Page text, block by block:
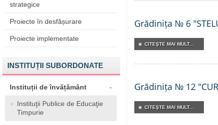
strategice
Proiecte în desfășurare
Proiecte implementate
INSTITUȚII SUBORDONATE
Instituții de învățământ -
Instituţii Publice de Educaţie
Timpurie
Grădinița № 6
CITEŞTE MAI MULT...
Grădinița № 12
CITEŞTE MAI MULT...